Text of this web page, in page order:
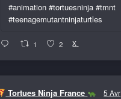
#animation #tortuesninja #tmnt
#teenagemutantninjaturtles
1 2 X
Tortues Ninja France 5 Avr